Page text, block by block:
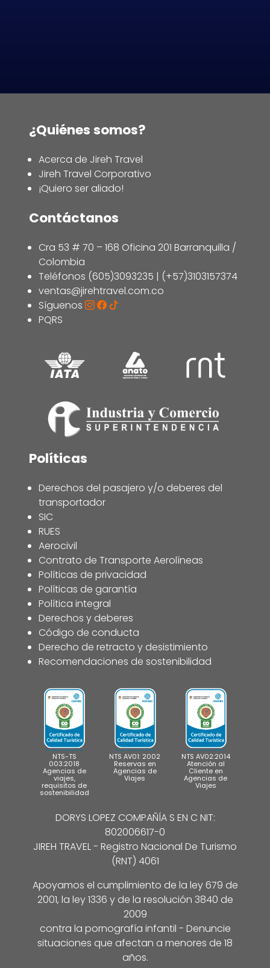
¿Quiénes somos?
Acerca de Jireh Travel
Jireh Travel Corporativo
¡Quiero ser aliado!
Contáctanos
Cra 53 # 70 – 168 Oficina 201 Barranquilla /
Colombia
Teléfonos (605)3093235 | (+57)3103157374
ventas@jirehtravel.com.co
Síguenos
PQRS
Políticas
Derechos del pasajero y/o deberes del
transportador
SIC
RUES
Aerocivil
Contrato de Transporte Aerolíneas
Políticas de privacidad
Políticas de garantía
Política integral
Derechos y deberes
Código de conducta
Derecho de retracto y desistimiento
Recomendaciones de sostenibilidad
NTS-TS
003:2018
Agencias de
viajes,
requisitos de
sostenibilidad
NTS AV01: 2002
Reservas en
Agencias de
Viajes
NTS AV02:2014
Atención al
Cliente en
Agencias de
Viajes
DORYS LOPEZ COMPAÑÍA S EN C NIT:
802006617-0
JIREH TRAVEL - Registro Nacional De Turismo
(RNT) 4061
Apoyamos el cumplimiento de la ley 679 de
2001, la ley 1336 y de la resolución 3840 de
2009
contra la pornografía infantil - Denuncie
situaciones que afectan a menores de 18
años.